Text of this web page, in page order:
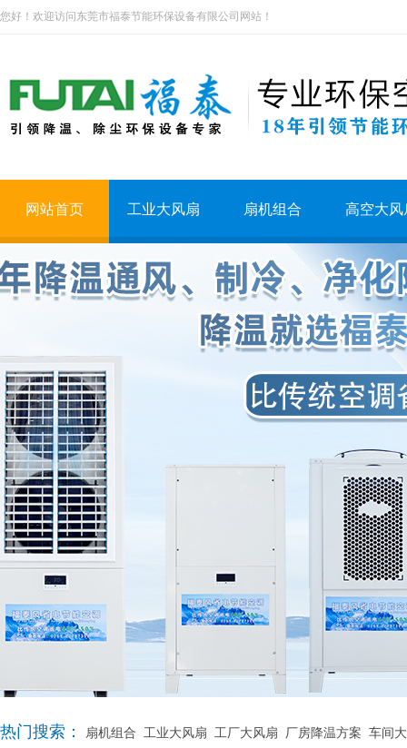
您好！欢迎访问东莞市福泰节能环保设备有限公司网站！
网站首页 工业大风扇 扇机组合 高空大风
热门搜索： 扇机组合 工业大风扇 工厂大风扇 厂房降温方案 车间